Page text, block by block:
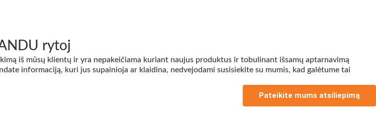
rytoj
iš mūsų klientų ir yra nepakeičiama kuriant naujus produktus ir tobulinant išsamų aptarnavimą
informaciją, kuri jus supainioja ar klaidina, nedvejodami susisiekite su mumis, kad galėtume tai
Pateikite mums atsiliepimą